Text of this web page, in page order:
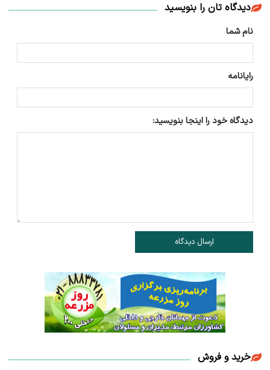
دیدگاه تان را بنویسید
نام شما
رایانامه
دیدگاه خود را اینجا بنویسید:
ارسال دیدگاه
خرید و فروش